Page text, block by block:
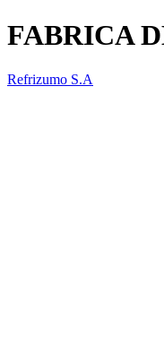
FABRICA
Refrizumo S.A